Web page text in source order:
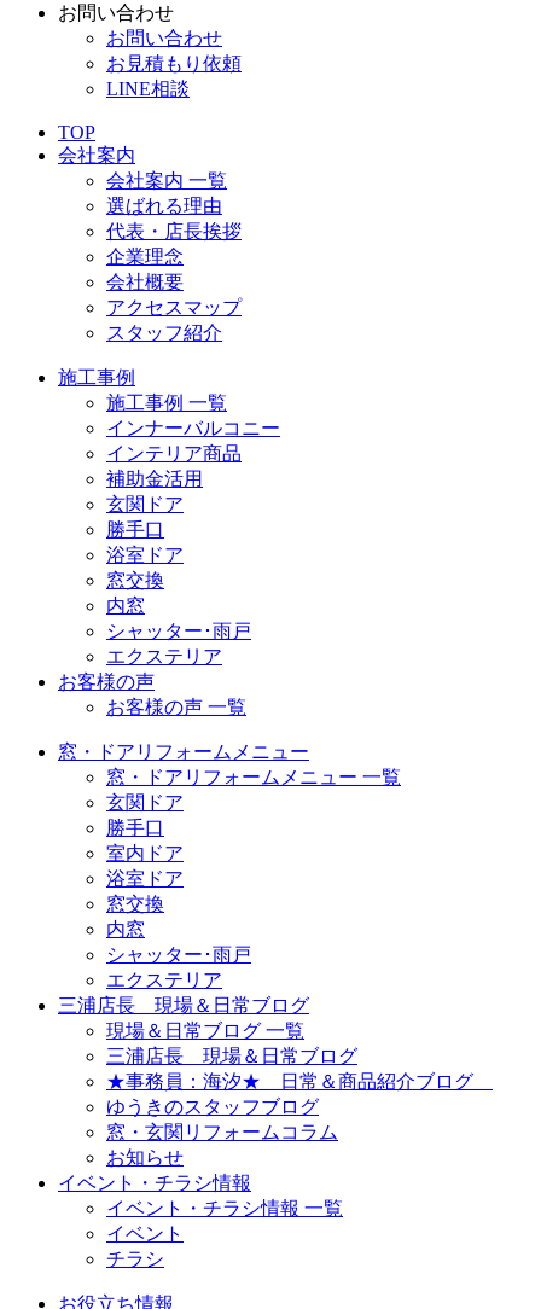
お問い合わせ
お問い合わせ
お見積もり依頼
LINE相談
TOP
会社案内
会社案内 一覧
選ばれる理由
代表・店長挨拶
企業理念
会社概要
アクセスマップ
スタッフ紹介
施工事例
施工事例 一覧
インナーバルコニー
インテリア商品
補助金活用
玄関ドア
勝手口
浴室ドア
窓交換
内窓
シャッター･雨戸
エクステリア
お客様の声
お客様の声 一覧
窓・ドアリフォームメニュー
窓・ドアリフォームメニュー 一覧
玄関ドア
勝手口
室内ドア
浴室ドア
窓交換
内窓
シャッター･雨戸
エクステリア
三浦店長 現場＆日常ブログ
現場＆日常ブログ 一覧
三浦店長 現場＆日常ブログ
★事務員：海汐★ 日常＆商品紹介ブログ
ゆうきのスタッフブログ
窓・玄関リフォームコラム
お知らせ
イベント・チラシ情報
イベント・チラシ情報 一覧
イベント
チラシ
お役立ち情報